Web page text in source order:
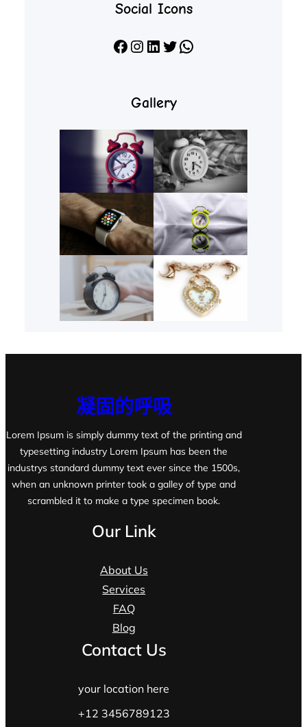
Social Icons
Facebook Instagram LinkedIn X WhatsApp
Gallery
凝固的呼吸
Lorem Ipsum is simply dummy text of the printing and
typesetting industry Lorem Ipsum has been the
industrys standard dummy text ever since the 1500s,
when an unknown printer took a galley of type and
scrambled it to make a type specimen book.
Our Link
About Us
Services
FAQ
Blog
Contact Us
your location here
+12 3456789123